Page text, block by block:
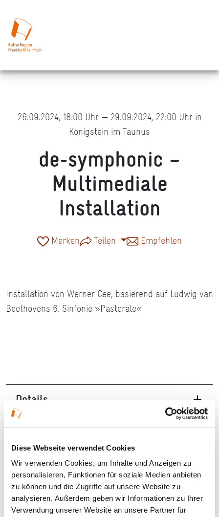
Diese Webseite verwendet Cookies
Wir verwenden Cookies, um Inhalte und Anzeigen zu
personalisieren, Funktionen für soziale Medien anbieten
zu können und die Zugriffe auf unsere Website zu
analysieren. Außerdem geben wir Informationen zu Ihrer
Verwendung unserer Website an unsere Partner für
26.09.2024, 18:00 Uhr — 29.09.2024, 22:00 Uhr in
Königstein im Taunus
de-symphonic –
Multimediale
Installation
Merken Teilen Empfehlen
Installation von Werner Cee, basierend auf Ludwig van
Beethovens 6. Sinfonie »Pastorale«
Details
26.09.2024, 18:00 Uhr — 29.09.2024, 22:00 Uhr in
Königstein im Taunus
Veranstaltungstyp:Konzert/Musik
Kosten und Anmeldung